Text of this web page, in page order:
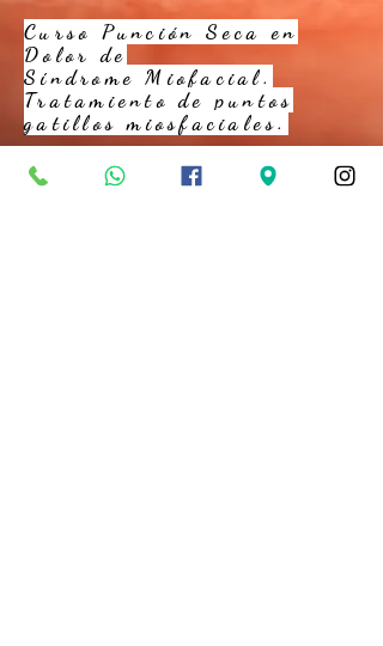
Curso Punción Seca en
Dolor de
Síndrome Miofacial.
Tratamiento de puntos
gatillos miosfaciales.
Postgrado Especialista en
Acupuntura y Moxibustión.